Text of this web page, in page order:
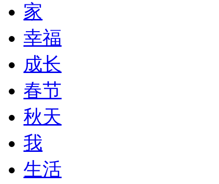
家
幸福
成长
春节
秋天
我
生活